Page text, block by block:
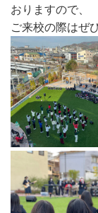
おりますので、
ご来校の際はぜ